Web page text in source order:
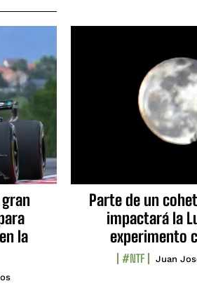
la
Parte de un
impactará la
experimento
#NTF Juan